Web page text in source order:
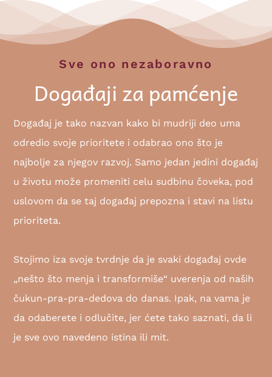
Sve ono nezaboravno
Događaji za pamćenje
Događaj je tako nazvan kako bi mudriji deo uma
odredio svoje prioritete i odabrao ono što je
najbolje za njegov razvoj. Samo jedan jedini događaj
u životu može promeniti celu sudbinu čoveka, pod
uslovom da se taj događaj prepozna i stavi na listu
prioriteta.
Stojimo iza svoje tvrdnje da je svaki događaj ovde
„nešto što menja i transformiše“ uverenja od naših
čukun-pra-pra-dedova do danas. Ipak, na vama je
da odaberete i odlučite, jer ćete tako saznati, da li
je sve ovo navedeno istina ili mit.